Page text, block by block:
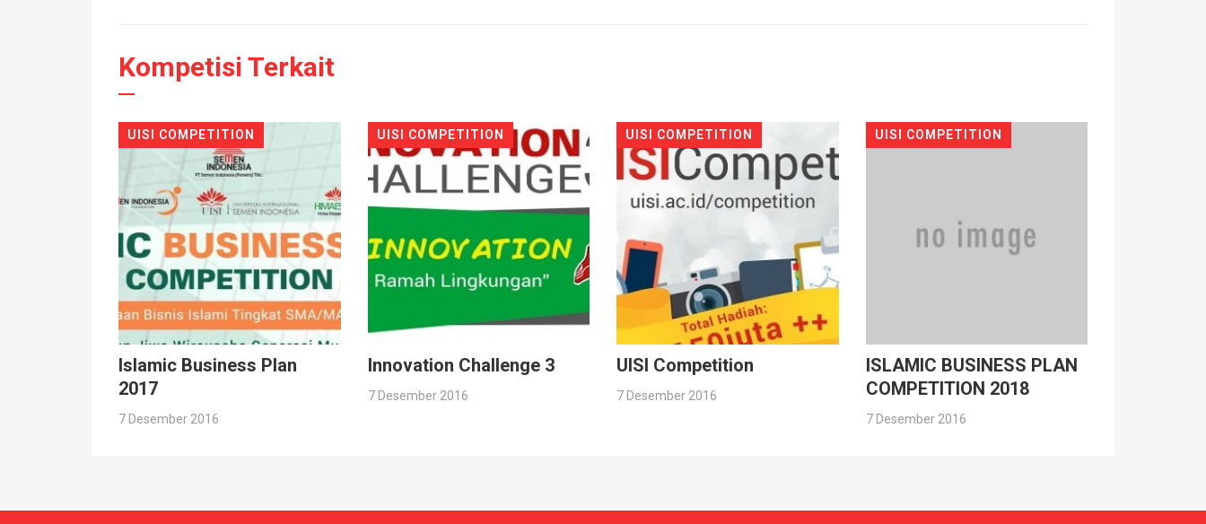
Kompetisi Terkait
UISI COMPETITION
Islamic Business Plan
2017
7 Desember 2016
UISI COMPETITION
Innovation Challenge 3
7 Desember 2016
UISI COMPETITION
UISI Competition
7 Desember 2016
UISI COMPETITION
ISLAMIC BUSINESS PLAN
COMPETITION 2018
7 Desember 2016